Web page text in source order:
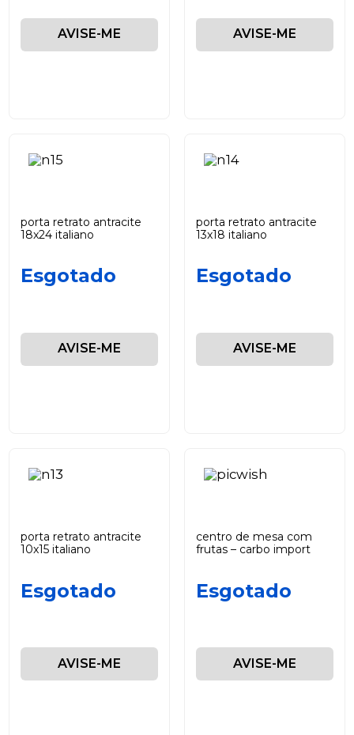
AVISE-ME AVISE-ME
porta retrato antracite
18x24 italiano
Esgotado
AVISE-ME
porta retrato antracite
13x18 italiano
Esgotado
AVISE-ME
porta retrato antracite
10x15 italiano
Esgotado
AVISE-ME
centro de mesa com
frutas – carbo import
Esgotado
AVISE-ME